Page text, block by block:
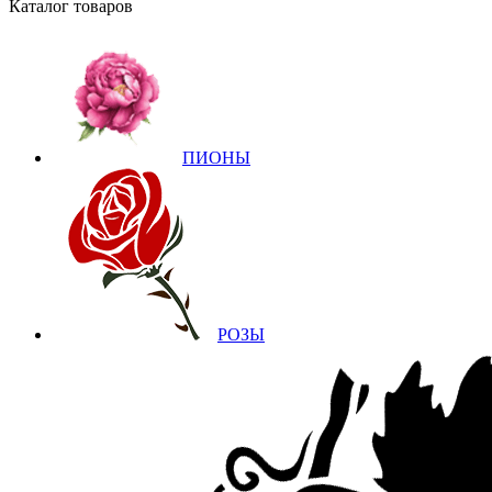
Каталог товаров
ПИОНЫ
РОЗЫ